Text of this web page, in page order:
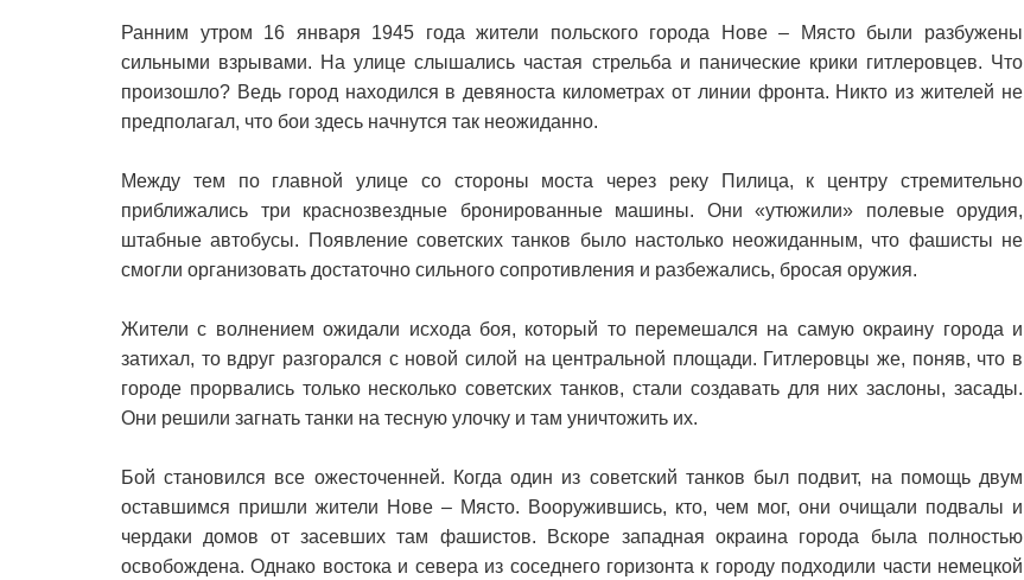
Ранним утром 16 января 1945 года жители польского города Нове – Място были разбужены
сильными взрывами. На улице слышались частая стрельба и панические крики гитлеровцев. Что
произошло? Ведь город находился в девяноста километрах от линии фронта. Никто из жителей не
предполагал, что бои здесь начнутся так неожиданно.
Между тем по главной улице со стороны моста через реку Пилица, к центру стремительно
приближались три краснозвездные бронированные машины. Они «утюжили» полевые орудия,
штабные автобусы. Появление советских танков было настолько неожиданным, что фашисты не
смогли организовать достаточно сильного сопротивления и разбежались, бросая оружия.
Жители с волнением ожидали исхода боя, который то перемешался на самую окраину города и
затихал, то вдруг разгорался с новой силой на центральной площади. Гитлеровцы же, поняв, что в
городе прорвались только несколько советских танков, стали создавать для них заслоны, засады.
Они решили загнать танки на тесную улочку и там уничтожить их.
Бой становился все ожесточенней. Когда один из советский танков был подвит, на помощь двум
оставшимся пришли жители Нове – Място. Вооружившись, кто, чем мог, они очищали подвалы и
чердаки домов от засевших там фашистов. Вскоре западная окраина города была полностью
освобождена. Однако востока и севера из соседнего горизонта к городу подходили части немецкой